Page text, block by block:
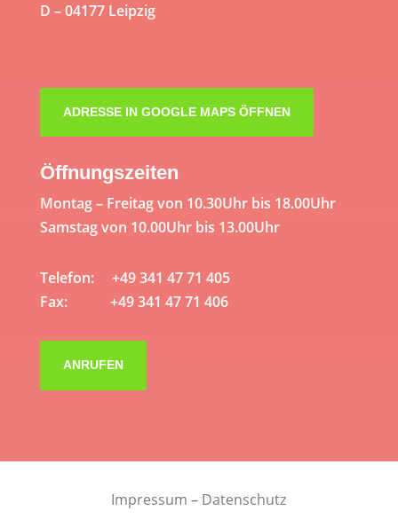
D – 04177 Leipzig
ADRESSE IN GOOGLE MAPS ÖFFNEN
Öffnungszeiten
Montag – Freitag von 10.30Uhr bis 18.00Uhr
Samstag von 10.00Uhr bis 13.00Uhr
Telefon: +49 341 47 71 405
Fax: +49 341 47 71 406
ANRUFEN
Impressum – Datenschutz